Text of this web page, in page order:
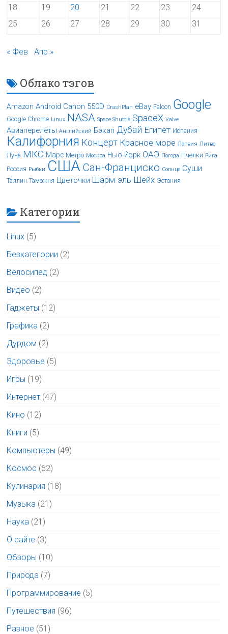
18 19 20 21 22 23
24
25
26 27 28 29 30 31
« Фев Апр »
Облако тэгов
Amazon Android Canon 550D CrashPlan eBay Falcon Google
Google Chrome Linux NASA Space Shuttle SpaceX Valve
Авиаперелёты Английский Бэкап Дубай Египет Испания
Калифорния Концерт Красное море Латвия Литва
Луна МКС Марс Метро Москва Нью-Йорк ОАЭ Погода Пчёлки Рига
Россия Рыбки США Сан-Франциско Солнце Суши
Таллин Таможня Цветочки Шарм-эль-Шейх Эстония
Категории
Linux (5)
Безкатегории (2)
Велосипед (2)
Видео (2)
Гаджеты (12)
Графика (2)
Дурдом (2)
Здоровье (5)
Игры (19)
Интернет (47)
Кино (12)
Книги (5)
Компьютеры (49)
Космос (62)
Кулинария (18)
Музыка (21)
Наука (21)
О сайте (3)
Обзоры (10)
Природа (7)
Программирование (5)
Путешествия (96)
Разное (51)